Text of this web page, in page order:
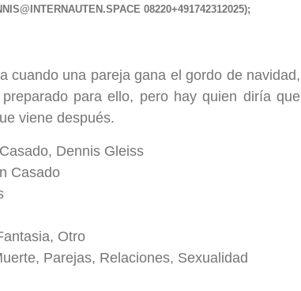
08220+491742312025);
cuando una pareja gana el gordo de navidad,
para ello, pero hay quien diría que
viene después.
Dennis Gleiss
Casado
Otro
Parejas, Relaciones, Sexualidad